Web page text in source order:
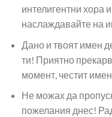
интелигентни хора
наслаждавайте на
Дано и твоят имен
ти! Приятно
момент, честит
Не можах да
пожелания днес!